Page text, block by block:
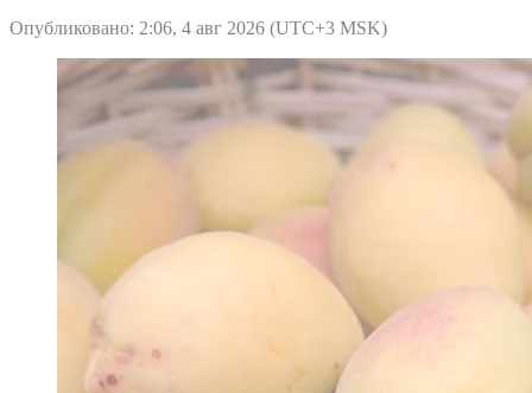
Опубликовано: 2:06, 4 авг 2026 (UTC+3 MSK)